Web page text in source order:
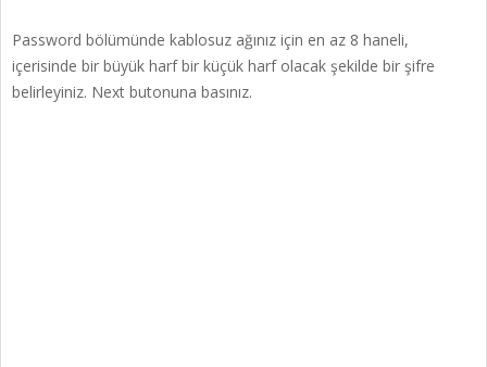
Password bölümünde kablosuz ağınız için en az 8 haneli,
içerisinde bir büyük harf bir küçük harf olacak şekilde bir şifre
belirleyiniz. Next butonuna basınız.